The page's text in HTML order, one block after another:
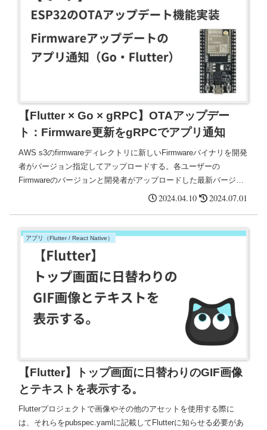
【Flutter × Go × gRPC】OTAアップデー
ト：Firmware更新をgRPCでアプリ通知
AWS s3のfirmwareディレクトリに新しいFirmwareバイナリを開発
者がバージョン指定してアップロードする。各ユーザーの
Firmwareのバージョンと開発者がアップロードした最新バージョ
ンを比較し、異なる場合にFlutterアプリに「新しいFirmwareをイ
2024.04.10 2024.07.01
アプリ（Flutter / React Native）
【Flutter】トップ画面に日替わりのGIF画像
とテキストを表示する。
Flutterプロジェクトで画像やその他のアセットを使用する際に
は、それらをpubspec.yamlに記載してFlutterに知らせる必要があ